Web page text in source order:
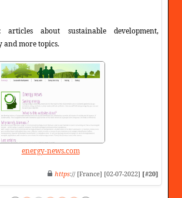
about sustainable development,
and more topics.
energy-news.com
https:// [France] [02-07-2022] [#20]